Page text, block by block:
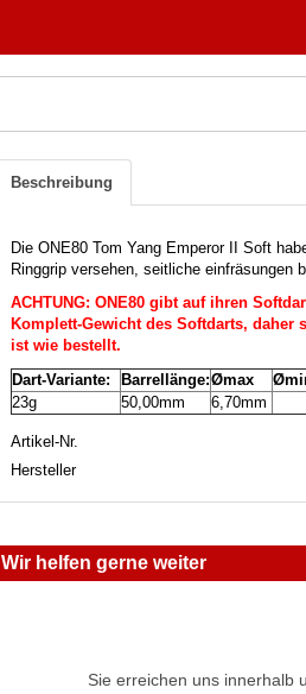
Beschreibung
Die ONE80 Tom Yang Emperor II Soft
Ringgrip versehen, seitliche einfräsungen
ACHTUNG: ONE80 gibt auf ihren
Komplett-Gewicht des Softdarts, daher
ist wie bestellt.
Dart-Variante:
Barrellänge:Ømax
23g
50,00mm 6,70mm
Artikel-Nr.
Hersteller
Wir helfen gerne weiter
Sie erreichen uns innerhalb